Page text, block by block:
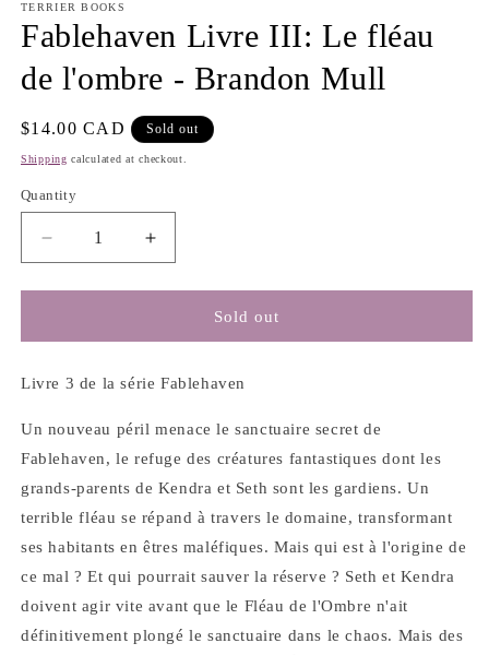
TERRIER BOOKS
Fablehaven Livre III: Le fléau
de l'ombre - Brandon Mull
Regular
price
$14.00 CAD Sold out
Shipping calculated at checkout.
Quantity
Decrease
quantity
for
Livre
Le
de
l&#39;ombre
Brandon
Mull
Increase
quantity
for
Fablehaven
Livre
Le
de
l&#39;ombre
Brandon
Mull
Sold out
Livre 3 de la série Fablehaven
Un nouveau péril menace le sanctuaire secret de
Fablehaven, le refuge des créatures fantastiques dont les
grands-parents de Kendra et Seth sont les gardiens. Un
terrible fléau se répand à travers le domaine, transformant
ses habitants en êtres maléfiques. Mais qui est à l'origine de
ce mal ? Et qui pourrait sauver la réserve ? Seth et Kendra
doivent agir vite avant que le Fléau de l'Ombre n'ait
définitivement plongé le sanctuaire dans le chaos. Mais des